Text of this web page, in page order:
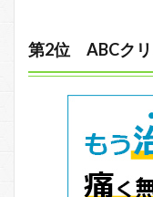
第2位 ABCクリ